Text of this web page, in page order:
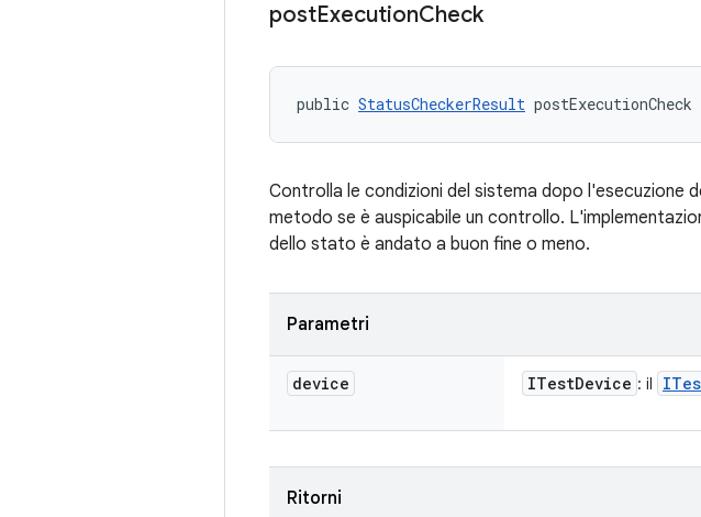
postExecutionCheck
public StatusCheckerResult
Controlla le condizioni del sistema dopo
metodo se è auspicabile un controllo.
dello stato è andato a buon fine o meno.
Parametri
device ITestDevice : il
Ritorni